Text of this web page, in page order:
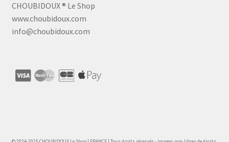
CHOUBIDOUX® Le Shop
www.choubidoux.com
info@choubidoux.com